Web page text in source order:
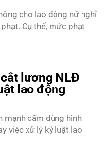
cho lao động nữ nghỉ
Cụ thể, mức phạt
lương NLĐ
lao động
mạnh cấm dùng hình
việc xử lý kỷ luật lao